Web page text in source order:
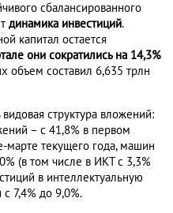
сбалансированного
динамика инвестиций.
капитал остается
они сократились на 14,3%
составил 6,635 трлн
структура вложений:
– с 41,8% в первом
марте текущего года, машин
(в том числе в ИКТ с 3,3%
в интеллектуальную
7,4% до 9,0%.